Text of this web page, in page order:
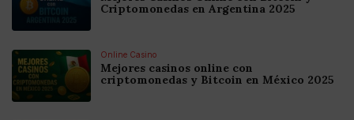
Criptomonedas en Argentina 2025
Online Casino
Mejores casinos online con
criptomonedas y Bitcoin en México 2025